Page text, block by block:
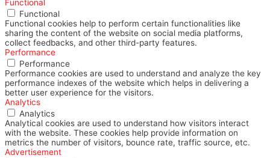
Functional
Functional
Functional cookies help to perform certain functionalities like
sharing the content of the website on social media platforms,
collect feedbacks, and other third-party features.
Performance
Performance
Performance cookies are used to understand and analyze the key
performance indexes of the website which helps in delivering a
better user experience for the visitors.
Analytics
Analytics
Analytical cookies are used to understand how visitors interact
with the website. These cookies help provide information on
metrics the number of visitors, bounce rate, traffic source, etc.
Advertisement